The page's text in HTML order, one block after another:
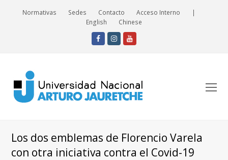
Normativas Sedes Contacto Acceso Interno
|
English
Chinese
Facebook
Instagram
Youtube
Los dos emblemas de Florencio Varela
con otra iniciativa contra el Covid-19